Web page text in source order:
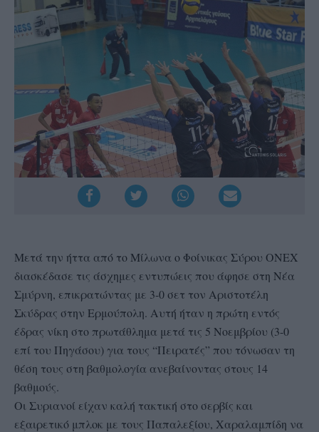
Μετά την ήττα από το Μίλωνα ο Φοίνικας Σύρου ΟΝΕΧ
διασκέδασε τις άσχημες εντυπώεις που άφησε στη Νέα
Σμύρνη, επικρατώντας με 3-0 σετ τον Αριστοτέλη
Σκύδρας στην Ερμούπολη. Αυτή ήταν η πρώτη εντός
έδρας νίκη στο πρωτάθλημα μετά τις 5 Νοεμβρίου (3-0
επί του Πηγάσου) για τους “Πειρατές” που τόνωσαν τη
θέση τους στη βαθμολογία ανεβαίνοντας στους 14
βαθμούς.
Οι Συριανοί είχαν καλή τακτική στο σερβίς και
εξαιρετικό μπλοκ με τους Παπαλεξίου, Χαραλαμπίδη να